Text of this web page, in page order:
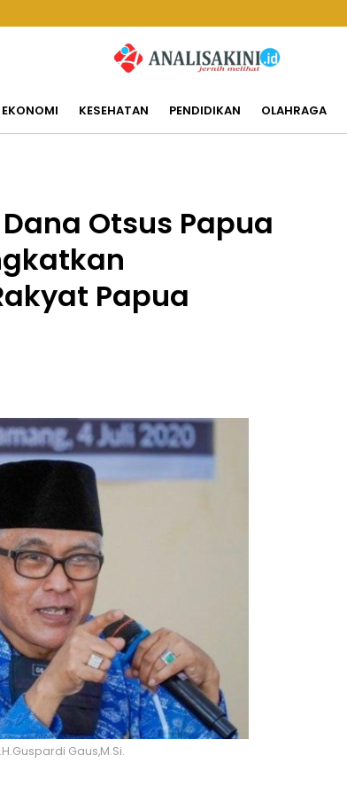
EKONOMI KESEHATAN PENDIDIKAN OLAHRAGA
Otsus Papua
Papua
Gaus,M.Si.